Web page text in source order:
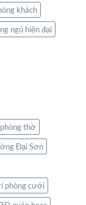
khách
ngủ hiện đại
thờ
Đại Sơn
phòng cưới